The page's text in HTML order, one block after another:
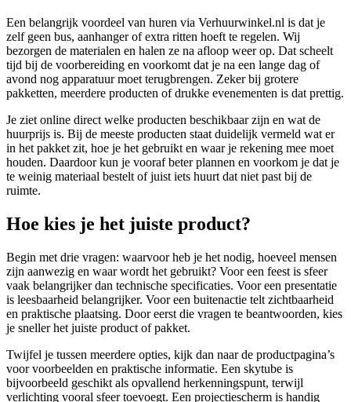
Een belangrijk voordeel van huren via Verhuurwinkel.nl is dat je
zelf geen bus, aanhanger of extra ritten hoeft te regelen. Wij
bezorgen de materialen en halen ze na afloop weer op. Dat scheelt
tijd bij de voorbereiding en voorkomt dat je na een lange dag of
avond nog apparatuur moet terugbrengen. Zeker bij grotere
pakketten, meerdere producten of drukke evenementen is dat prettig.
Je ziet online direct welke producten beschikbaar zijn en wat de
huurprijs is. Bij de meeste producten staat duidelijk vermeld wat er
in het pakket zit, hoe je het gebruikt en waar je rekening mee moet
houden. Daardoor kun je vooraf beter plannen en voorkom je dat je
te weinig materiaal bestelt of juist iets huurt dat niet past bij de
ruimte.
Hoe kies je het juiste product?
Begin met drie vragen: waarvoor heb je het nodig, hoeveel mensen
zijn aanwezig en waar wordt het gebruikt? Voor een feest is sfeer
vaak belangrijker dan technische specificaties. Voor een presentatie
is leesbaarheid belangrijker. Voor een buitenactie telt zichtbaarheid
en praktische plaatsing. Door eerst die vragen te beantwoorden, kies
je sneller het juiste product of pakket.
Twijfel je tussen meerdere opties, kijk dan naar de productpagina’s
voor voorbeelden en praktische informatie. Een skytube is
bijvoorbeeld geschikt als opvallend herkenningspunt, terwijl
verlichting vooral sfeer toevoegt. Een projectiescherm is handig